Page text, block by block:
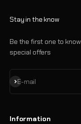
Stay in the know
Be the first one to
special offers
E-mail
S'inscrire
Information